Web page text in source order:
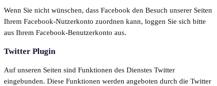
Wenn Sie nicht wünschen, dass Facebook den Besuch unserer Seiten
Ihrem Facebook-Nutzerkonto zuordnen kann, loggen Sie sich bitte
aus Ihrem Facebook-Benutzerkonto aus.
Twitter Plugin
Auf unseren Seiten sind Funktionen des Dienstes Twitter
eingebunden. Diese Funktionen werden angeboten durch die Twitter